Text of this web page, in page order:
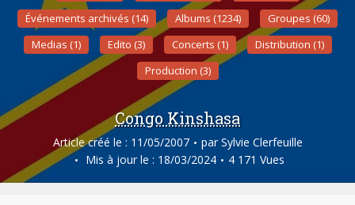
Événements archivés (14)
Albums (1234)
Groupes (60)
Medias (1)
Edito (3) Concerts (1)
Distribution (1)
Production (3)
Congo Kinshasa
Article créé le : 11/05/2007 par Sylvie Clerfeuille
Mis à jour le : 18/03/2024
4 171 Vues